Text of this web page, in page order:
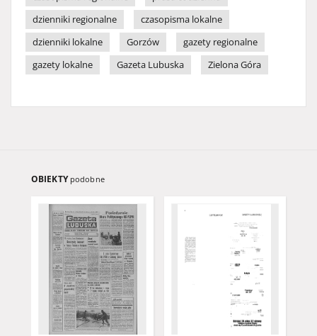
dzienniki regionalne
czasopisma lokalne
dzienniki lokalne
Gorzów
gazety regionalne
gazety lokalne
Gazeta Lubuska Zielona Góra
OBIEKTY podobne